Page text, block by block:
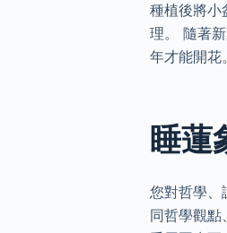
種植後將小
理。 隨著
年才能開花。
睡蓮
您對哲學、
同哲學觀點